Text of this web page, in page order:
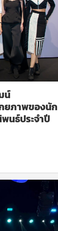
น์
ยภาพของนัก
นธ์ประจำปี